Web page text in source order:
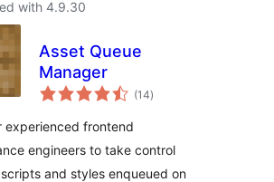
with 4.9.30
Asset Queue
Manager
(14total
ratings
)
experienced frontend
engineers to take control
and styles enqueued on